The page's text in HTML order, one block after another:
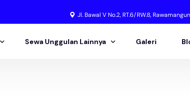
Jl. Bawal V No.2, RT.6/RW.8,
Sewa Unggulan Lainnya Galeri